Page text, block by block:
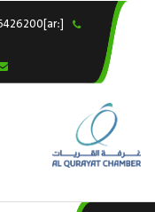
[:ar]966146426200+[:en]+966 0146426200[:] ×